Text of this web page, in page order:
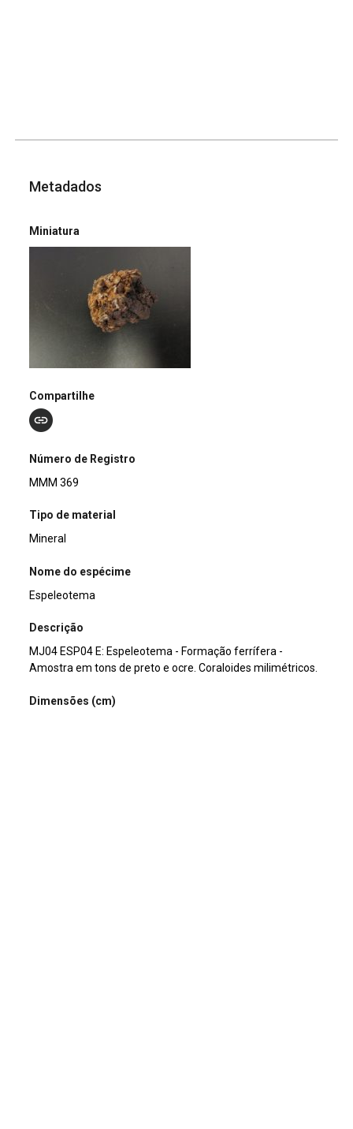
Metadados
Miniatura
Compartilhe
Número de Registro
MMM 369
Tipo de material
Mineral
Nome do espécime
Espeleotema
Descrição
MJ04 ESP04 E: Espeleotema - Formação ferrífera -
Amostra em tons de preto e ocre. Coraloides milimétricos.
Dimensões (cm)